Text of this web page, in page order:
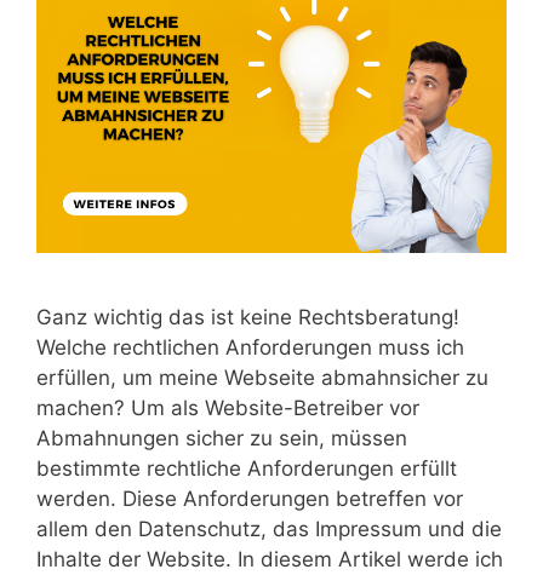
Ganz wichtig das ist keine Rechtsberatung!
Welche rechtlichen Anforderungen muss ich
erfüllen, um meine Webseite abmahnsicher zu
machen? Um als Website-Betreiber vor
Abmahnungen sicher zu sein, müssen
bestimmte rechtliche Anforderungen erfüllt
werden. Diese Anforderungen betreffen vor
allem den Datenschutz, das Impressum und die
Inhalte der Website. In diesem Artikel werde ich